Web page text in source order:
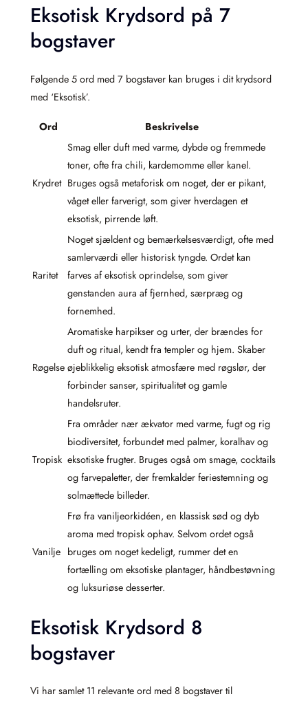
Eksotisk Krydsord på 7
bogstaver
Følgende 5 ord med 7 bogstaver kan bruges i dit krydsord
med ‘Eksotisk’.
Ord Beskrivelse
Krydret
Smag eller duft med varme, dybde og fremmede
toner, ofte fra chili, kardemomme eller kanel.
Bruges også metaforisk om noget, der er pikant,
våget eller farverigt, som giver hverdagen et
eksotisk, pirrende løft.
Raritet
Noget sjældent og bemærkelsesværdigt, ofte med
samlerværdi eller historisk tyngde. Ordet kan
farves af eksotisk oprindelse, som giver
genstanden aura af fjernhed, særpræg og
fornemhed.
Røgelse
Aromatiske harpikser og urter, der brændes for
duft og ritual, kendt fra templer og hjem. Skaber
øjeblikkelig eksotisk atmosfære med røgslør, der
forbinder sanser, spiritualitet og gamle
handelsruter.
Tropisk
Fra områder nær ækvator med varme, fugt og rig
biodiversitet, forbundet med palmer, koralhav og
eksotiske frugter. Bruges også om smage, cocktails
og farvepaletter, der fremkalder feriestemning og
solmættede billeder.
Vanilje
Frø fra vaniljeorkidéen, en klassisk sød og dyb
aroma med tropisk ophav. Selvom ordet også
bruges om noget kedeligt, rummer det en
fortælling om eksotiske plantager, håndbestøvning
og luksuriøse desserter.
Eksotisk Krydsord 8
bogstaver
Vi har samlet 11 relevante ord med 8 bogstaver til